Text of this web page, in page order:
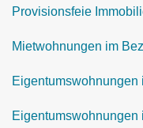
Provisionsfeie
Mietwohnungen im
Eigentumswohnungen